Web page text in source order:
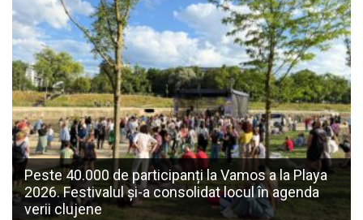
Peste 40.000 de participanți la Vamos a la Playa
2026. Festivalul și-a consolidat locul în agenda
verii clujene